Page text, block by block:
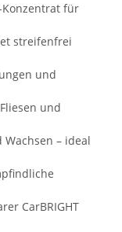
Konzentrat für
streifenfrei
und
und
Wachsen – ideal
CarBRIGHT